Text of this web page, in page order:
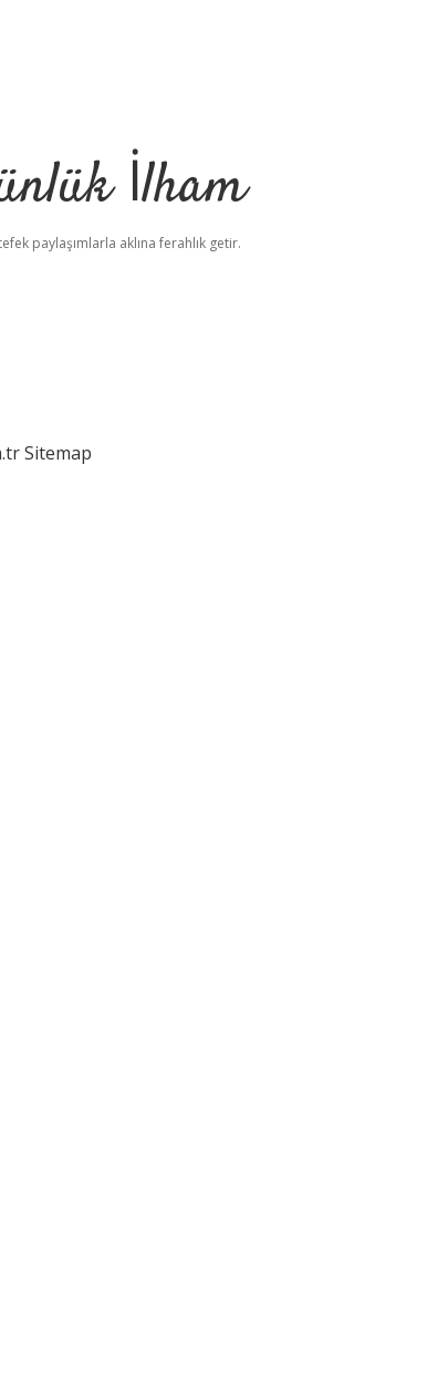
İlham
paylaşımlarla aklına ferahlık getir.
Sitemap